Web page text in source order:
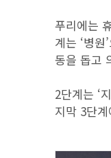
푸리에는
계는 ‘병
동을 돕고
2단계는 ‘
지막 3단